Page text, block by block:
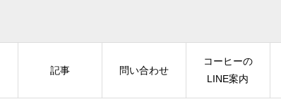
記事 問い合わせ
コーヒーの
LINE案内